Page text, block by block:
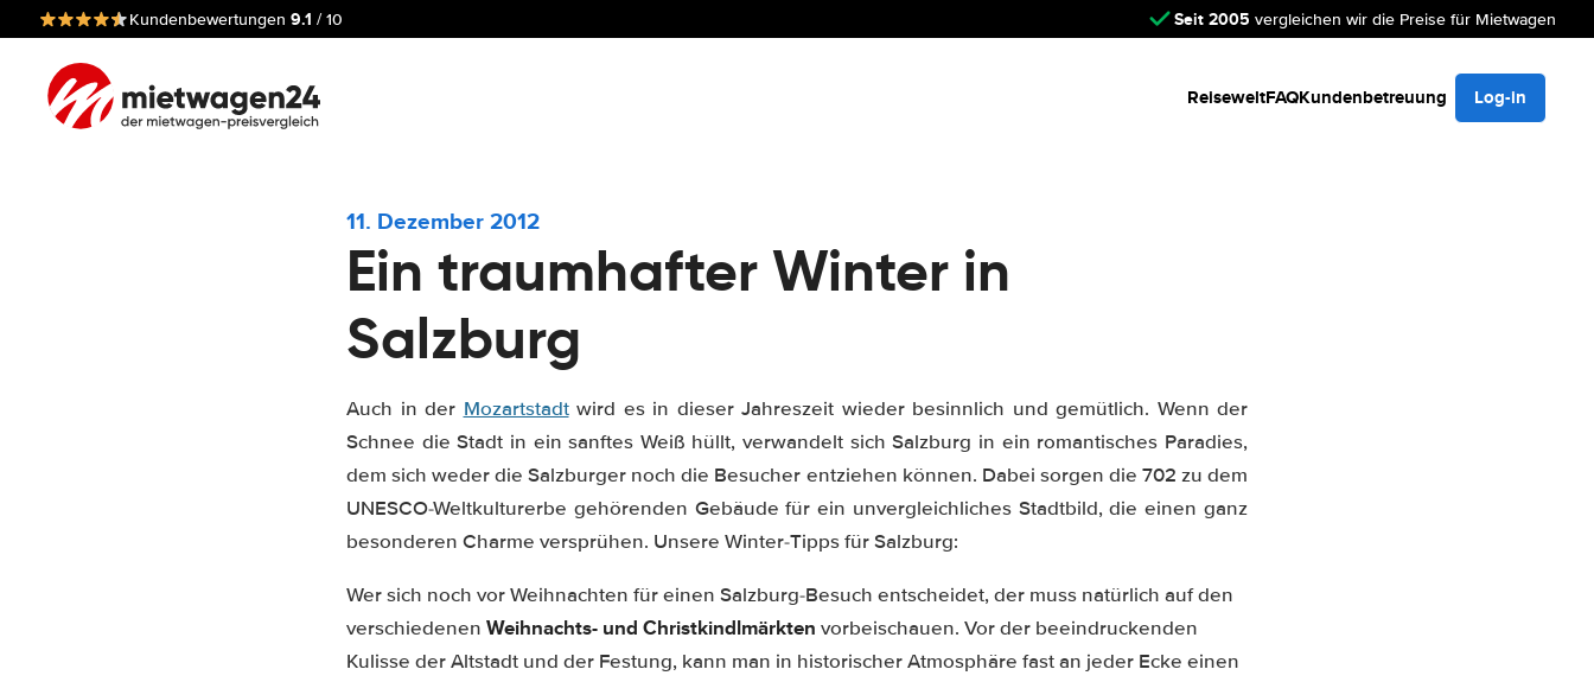
Kundenbewertungen 9.1 / 10 Seit 2005 vergleichen wir die Preise für Mietwagen
ReiseweltFAQKundenbetreuung Log-in
11. Dezember 2012
Ein traumhafter Winter in
Salzburg
Auch in der Mozartstadtwird es in dieser Jahreszeit wieder besinnlich und gemütlich. Wenn der
Schnee die Stadt in ein sanftes Weiß hüllt, verwandelt sich Salzburg in ein romantisches Paradies,
dem sich weder die Salzburger noch die Besucher entziehen können. Dabei sorgen die 702 zu dem
UNESCO-Weltkulturerbe gehörenden Gebäude für ein unvergleichliches Stadtbild, die einen ganz
besonderen Charme versprühen. Unsere Winter-Tipps für Salzburg:
Wer sich noch vor Weihnachten für einen Salzburg-Besuch entscheidet, der muss natürlich auf den
verschiedenen Weihnachts- und Christkindlmärkten vorbeischauen. Vor der beeindruckenden
Kulisse der Altstadt und der Festung, kann man in historischer Atmosphäre fast an jeder Ecke einen